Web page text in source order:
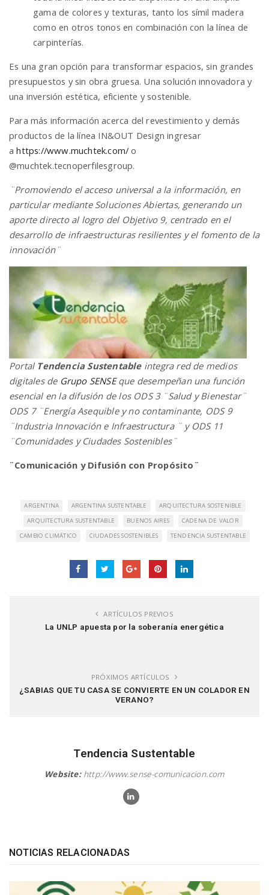
gama de colores y texturas, tanto los símil madera
como en otros tonos en combinación con la línea de
carpinterías.
Es una gran opción para transformar espacios, sin grandes
presupuestos y sin obra gruesa. Una solución innovadora y
una inversión estética, eficiente y sostenible.
Para más información acerca del revestimiento y demás
productos de la línea IN&OUT Design ingresar
ahttps://www.muchtek.com/ o
@muchtek.tecnoperfilesgroup.
¨Promoviendo el acceso universal a la información, en
particular mediante Soluciones Abiertas, generando un
aporte directo al logro del Objetivo 9, centrado en el
desarrollo de infraestructuras resilientes y el fomento de la
innovación¨
Portal Tendencia Sustentableintegra red de medios
digitales de Grupo SENSEque desempeñan una función
esencial en la difusión de los ODS 3 ¨Salud y Bienestar¨
ODS 7 ¨Energía Asequible y no contaminante, ODS 9
¨Industria Innovación e Infraestructura ¨ y ODS 11
¨Comunidades y Ciudades Sostenibles¨
¨Comunicación y Difusión con Propósito¨
ARGENTINA ARGENTINA SUSTENTABLE
ARQUITECTURA SOSTENIBLE
ARQUITECTURA SUSTENTABLE
BUENOS AIRES
CADENA DE VALOR
CAMBIO CLIMÁTICO
CIUDADES SOSTENIBLES TENDENCIA SUSTENTABLE
ARTÍCULOS PREVIOS
La UNLP apuesta por la soberanía energética
PRÓXIMOS ARTÍCULOS
¿SABIAS QUE TU CASA SE CONVIERTE EN UN COLADOR EN
VERANO?
Tendencia Sustentable
Website: http://www.sense-comunicacion.com
NOTICIAS RELACIONADAS